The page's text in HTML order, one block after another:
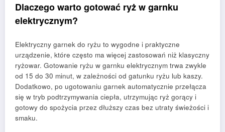
Dlaczego warto gotować ryż w garnku
elektrycznym?
Elektryczny garnek do ryżu to wygodne i praktyczne
urządzenie, które często ma więcej zastosowań niż klasyczny
ryżowar. Gotowanie ryżu w garnku elektrycznym trwa zwykle
od 15 do 30 minut, w zależności od gatunku ryżu lub kaszy.
Dodatkowo, po ugotowaniu garnek automatycznie przełącza
się w tryb podtrzymywania ciepła, utrzymując ryż gorący i
gotowy do spożycia przez dłuższy czas bez utraty świeżości i
smaku.